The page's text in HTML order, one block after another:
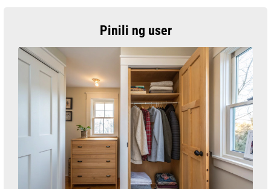
Pinili ng user